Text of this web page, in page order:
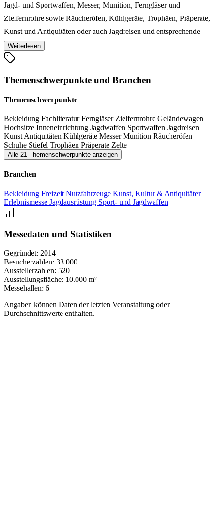
Jagd- und Sportwaffen, Messer, Munition, Ferngläser und
Zielfernrohre sowie Räucheröfen, Kühlgeräte, Trophäen, Präperate,
Kunst und Antiquitäten oder auch Jagdreisen und entsprechende
Fachliteratur. Abgerundet werden die Jagd- und Schützentage
Neuburg an der Donau durch ein abwechslungsreiches kulturelles
musikalischen Präsentationen.
Weiterlesen
Themenschwerpunkte und Branchen
Themenschwerpunkte
Bekleidung FachliteraturFerngläser Zielfernrohre Geländewagen
Hochsitze Inneneinrichtung Jagdwaffen Sportwaffen Jagdreisen
Kunst Antiquitäten Kühlgeräte MesserMunition Räucheröfen
Schuhe Stiefel Trophäen Präperate Zelte
Alle 21 Themenschwerpunkte anzeigen
Branchen
Bekleidung Freizeit Nutzfahrzeuge Kunst, Kultur & Antiquitäten
Erlebnismesse Jagdausrüstung Sport- und Jagdwaffen
Messedaten und Statistiken
Gegründet: 2014
Besucherzahlen: 33.000
Ausstellerzahlen: 520
Ausstellungsfläche: 10.000 m²
Messehallen: 6
Angaben können Daten der letzten Veranstaltung oder
Durchschnittswerte enthalten.